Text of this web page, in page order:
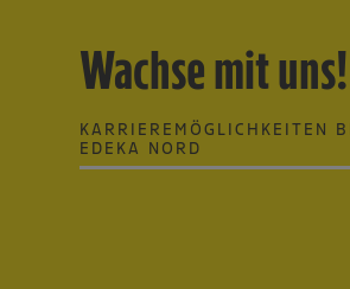
Wachse mit uns!
KARRIEREMÖGLICHKEITEN
EDEKA NORD